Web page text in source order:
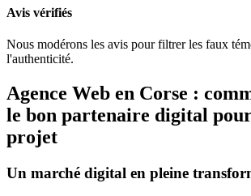
Avis vérifiés
Nous modérons les avis pour filtrer les faux
l'authenticité.
Agence Web en Corse :
le bon partenaire digital
projet
Un marché digital en pleine